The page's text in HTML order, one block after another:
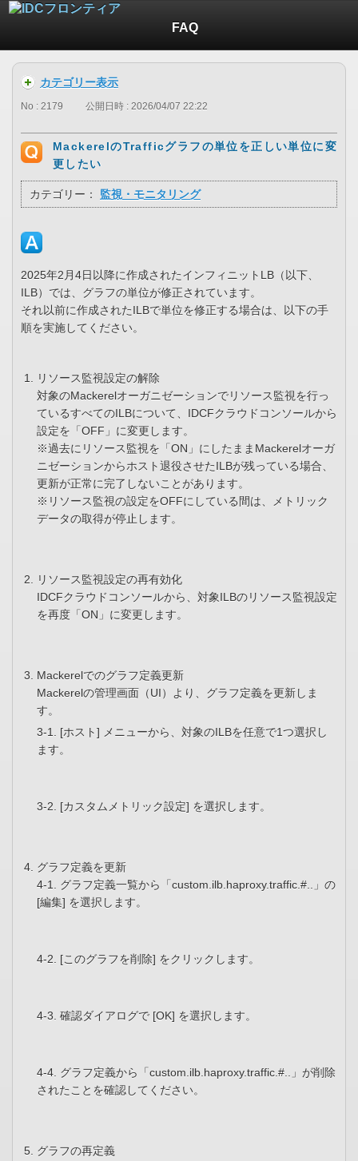
FAQ
カテゴリー表示
No : 2179 公開日時 : 2026/04/07 22:22
MackerelのTrafficグラフの単位を正しい単位に変
更したい
カテゴリー： 監視・モニタリング
2025年2月4日以降に作成されたインフィニットLB（以下、
ILB）では、グラフの単位が修正されています。
それ以前に作成されたILBで単位を修正する場合は、以下の手
順を実施してください。
リソース監視設定の解除
対象のMackerelオーガニゼーションでリソース監視を行っ
ているすべてのILBについて、IDCFクラウドコンソールから
設定を「OFF」に変更します。
※過去にリソース監視を「ON」にしたままMackerelオーガ
ニゼーションからホスト退役させたILBが残っている場合、
更新が正常に完了しないことがあります。
※リソース監視の設定をOFFにしている間は、メトリック
データの取得が停止します。
リソース監視設定の再有効化
IDCFクラウドコンソールから、対象ILBのリソース監視設定
を再度「ON」に変更します。
Mackerelでのグラフ定義更新
Mackerelの管理画面（UI）より、グラフ定義を更新しま
す。
3-1. [ホスト] メニューから、対象のILBを任意で1つ選択し
ます。
3-2. [カスタムメトリック設定] を選択します。
グラフ定義を更新
4-1. グラフ定義一覧から「custom.ilb.haproxy.traffic.#..」の
[編集] を選択します。
4-2. [このグラフを削除] をクリックします。
4-3. 確認ダイアログで [OK] を選択します。
4-4. グラフ定義から「custom.ilb.haproxy.traffic.#..」が削除
されたことを確認してください。
グラフの再定義